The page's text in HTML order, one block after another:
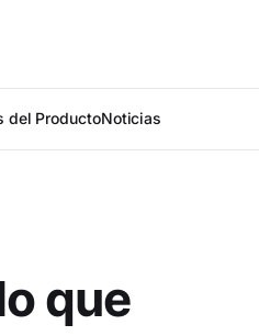
del ProductoNoticias
que